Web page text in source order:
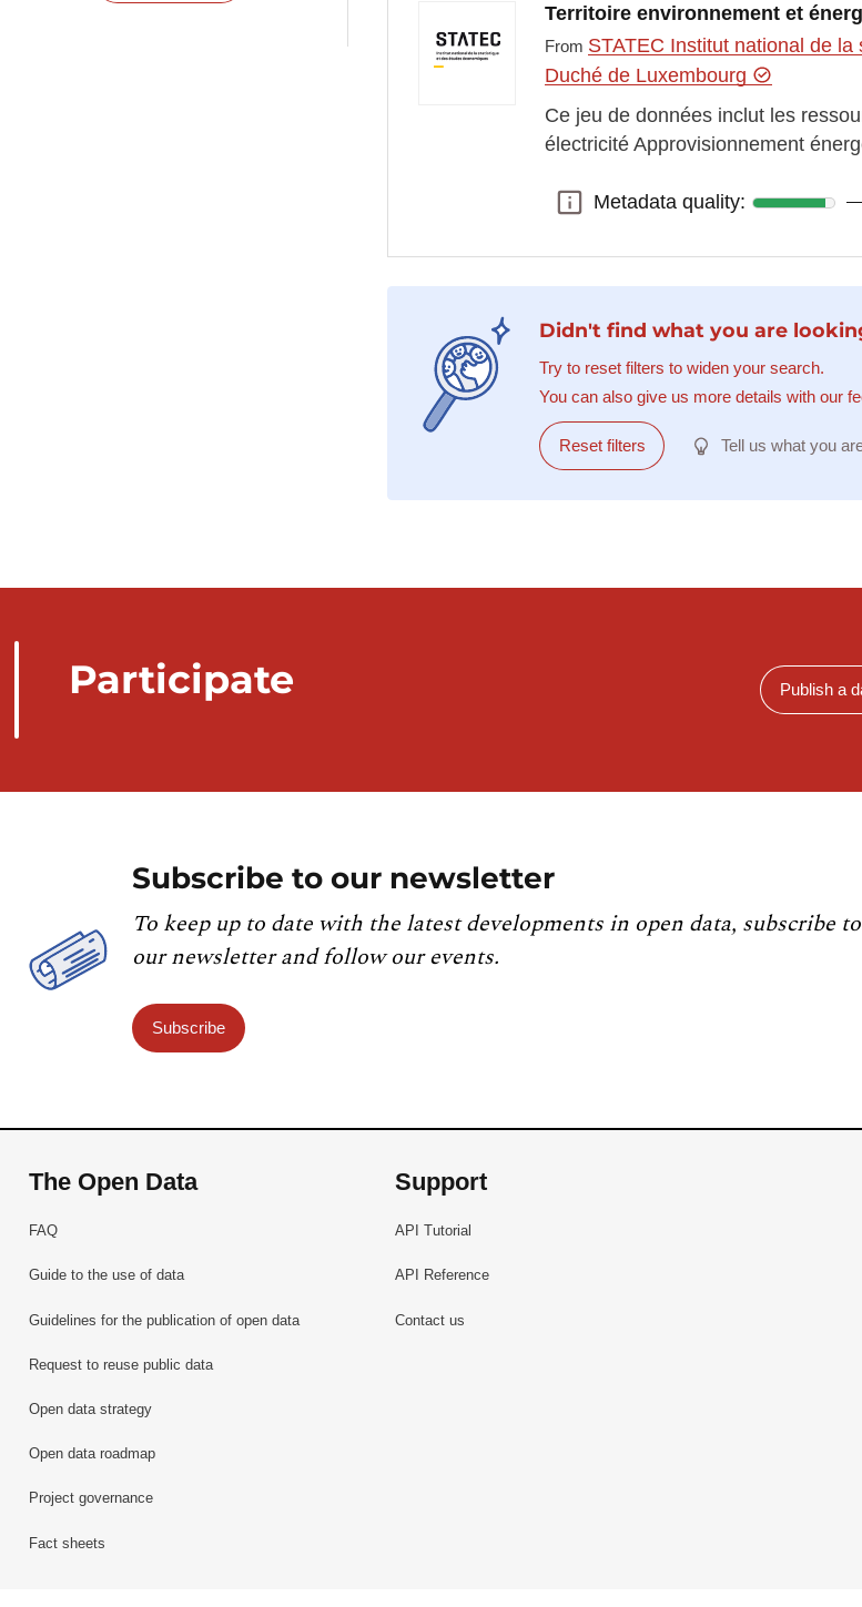
Territoire environnement et
From STATEC Institut national de
Duché de Luxembourg
Ce jeu de données inclut les
électricité Approvisionnement
Metadata quality:
Metadata quality:
Didn't find what you are
Try to reset filters to widen your search.
You can also give us more details with our
Reset filters Tell us what you
Participate Publish a
Subscribe to our newsletter
To keep up to date with the latest developments in open data, subscribe to
our newsletter and follow our events.
Subscribe
The Open Data
FAQ
Guide to the use of data
Guidelines for the publication of open data
Request to reuse public data
Open data strategy
Open data roadmap
Project governance
Fact sheets
Support
API Tutorial
API Reference
Contact us